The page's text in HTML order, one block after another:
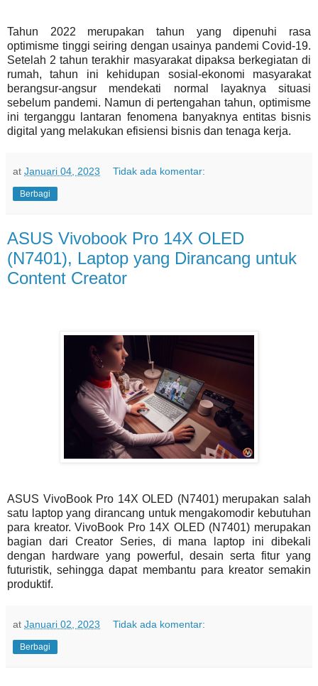
Tahun 2022 merupakan tahun yang dipenuhi rasa
optimisme tinggi seiring dengan usainya pandemi Covid-19.
Setelah 2 tahun terakhir masyarakat dipaksa berkegiatan di
rumah, tahun ini kehidupan sosial-ekonomi masyarakat
berangsur-angsur mendekati normal layaknya situasi
sebelum pandemi. Namun di pertengahan tahun, optimisme
ini terganggu lantaran fenomena banyaknya entitas bisnis
digital yang melakukan efisiensi bisnis dan tenaga kerja.
at Januari 04, 2023 Tidak ada komentar:
Berbagi
ASUS Vivobook Pro 14X OLED
(N7401), Laptop yang Dirancang untuk
Content Creator
ASUS VivoBook Pro 14X OLED (N7401) merupakan salah
satu laptop yang dirancang untuk mengakomodir kebutuhan
para kreator. VivoBook Pro 14X OLED (N7401) merupakan
bagian dari Creator Series, di mana laptop ini dibekali
dengan hardware yang powerful, desain serta fitur yang
futuristik, sehingga dapat membantu para kreator semakin
produktif.
at Januari 02, 2023 Tidak ada komentar:
Berbagi